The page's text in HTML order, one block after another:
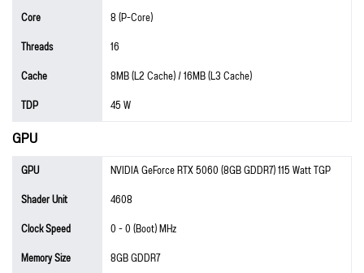
Core
8 (P-Core)
Threads
16
Cache
8MB (L2 Cache) / 16MB (L3 Cache)
TDP
45 W
GPU
GPU
NVIDIA GeForce RTX 5060 (8GB GDDR7) 115 Watt TGP
Shader Unit
4608
Clock Speed
0 - 0 (Boot) MHz
Memory Size
8GB GDDR7